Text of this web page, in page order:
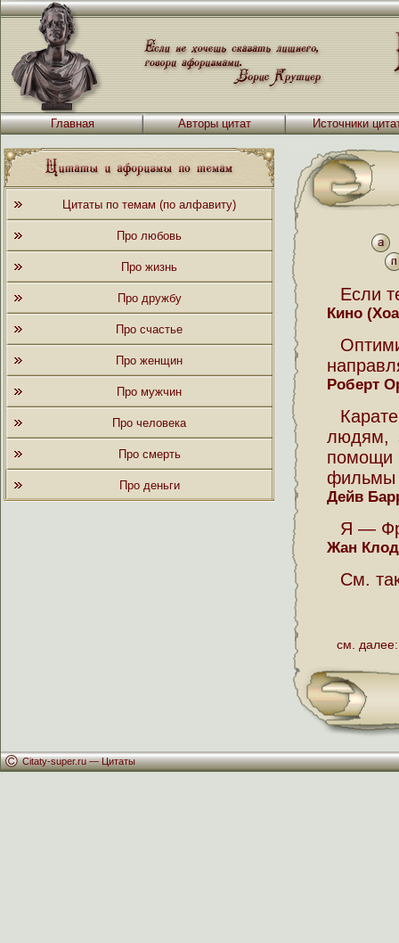
Главная Авторы цитат Источники
Цитаты по темам (по алфавиту)
Про любовь
Про жизнь
Про дружбу
Про счастье
Про женщин
Про мужчин
Про человека
Про смерть
Про деньги
Если
Кино
Роберт
людям,
помощи
фильмы
Дейв
Я —
Жан
См.
см. далее:
Citaty-super.ru —Цитаты